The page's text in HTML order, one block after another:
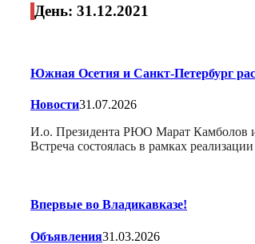
День: 31.12.2021
Южная Осетия и Санкт-Петербург
Новости31.07.2026
И.о. Президента РЮО Марат Камболов и
Встреча состоялась в рамках
Впервые во Владикавказе!
Объявления31.03.2026